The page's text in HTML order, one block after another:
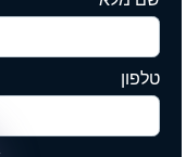
טלפון